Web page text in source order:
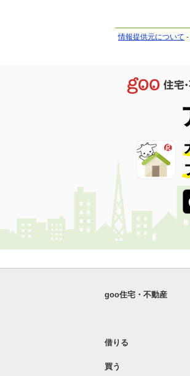
情報提供元について -
goo住宅・不動産
借りる
買う